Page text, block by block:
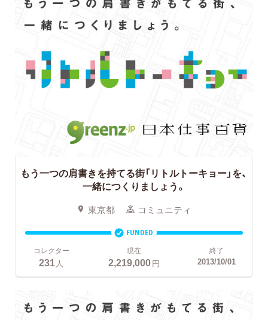
もう一つの肩書きを持てる街「リトルトーキョー」を、
一緒につくりましょう。
東京都 コミュニティ
FUNDED
コレクター
231人
現在
2,219,000円
終了
2013/10/01